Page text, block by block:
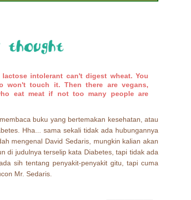
intolerant can't digest wheat. You
won't touch it. Then there are vegans,
eat meat if not too many people are
buku yang bertemakan kesehatan, atau
Hha... sama sekali tidak ada hubungannya
mengenal David Sedaris, mungkin kalian akan
di judulnya terselip kata Diabetes, tapi tidak ada
sih tentang penyakit-penyakit gitu, tapi cuma
Mr. Sedaris.